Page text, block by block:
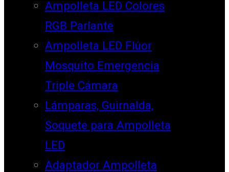
Ampolleta LED Colores
RGB Parlante
Ampolleta LED Flúor
Mosquito Emergencia
Triple Cámara
Lámparas, Guirnalda,
Soquete para Ampolleta
LED
Adaptador Ampolleta